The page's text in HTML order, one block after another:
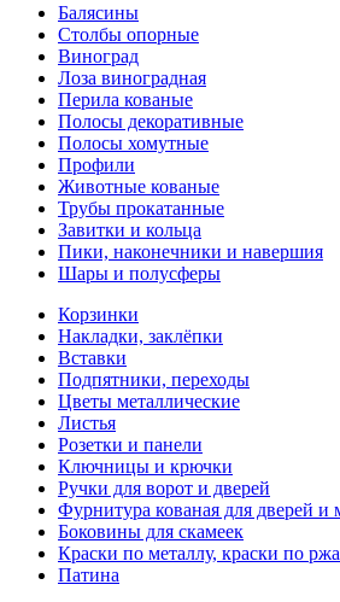
Балясины
Столбы опорные
Виноград
Лоза виноградная
Перила кованые
Полосы декоративные
Полосы хомутные
Профили
Животные кованые
Трубы прокатанные
Завитки и кольца
Пики, наконечники и навершия
Шары и полусферы
Корзинки
Накладки, заклёпки
Вставки
Подпятники, переходы
Цветы металлические
Листья
Розетки и панели
Ключницы и крючки
Ручки для ворот и дверей
Фурнитура кованая для дверей и
Боковины для скамеек
Краски по металлу, краски по
Патина